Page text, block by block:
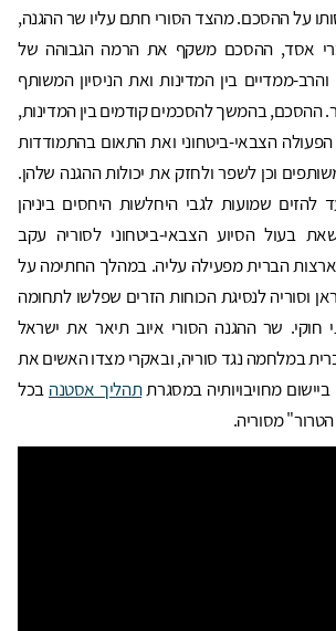
על ההסכם. מהצד הסורי חתם עליו שר ההגנה,
אסד, ההסכם משקף את הרמה הגבוהה של
ממדיים בין המדינות ואת הניסיון המשותף
ההסכם, בהמשך להסכמים קודמים בין המדינות,
הצבאי-ביטחוני ואת התאום בהתמודדות
וכן לשפר ולחזק את יכולות ההגנה שלהן.
שמועות לגבי היחלשות היחסים ביניהן
בעול הסיוע הצבאי-ביטחוני לסוריה עקב
הברית מפעילה עליה. במהלך החתימה על
וסוריה לנסיגת הכוחות הזרים שפלשו לתחומה
חוקי. שר ההגנה הסורי איוב תיאר את ישראל
במלחמה נגד סוריה, ובאקרי מצדו האשים את
ביישום מחויבויותיה במסגרתתהליך אסטנה בכל
מסוריה.